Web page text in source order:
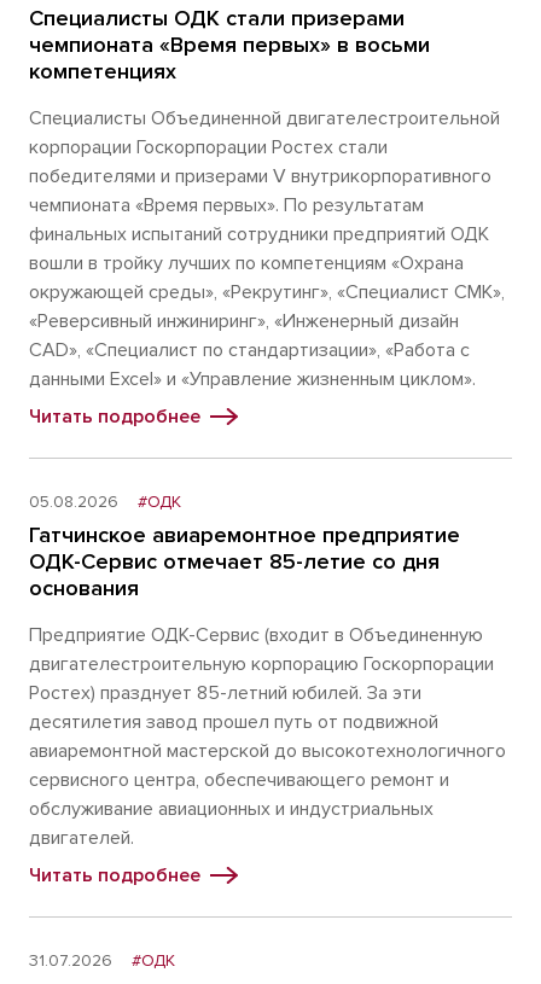
Специалисты ОДК стали призерами
чемпионата «Время первых» в восьми
компетенциях
Специалисты Объединенной двигателестроительной
корпорации Госкорпорации Ростех стали
победителями и призерами V внутрикорпоративного
чемпионата «Время первых». По результатам
финальных испытаний сотрудники предприятий ОДК
вошли в тройку лучших по компетенциям «Охрана
окружающей среды», «Рекрутинг», «Специалист СМК»,
«Реверсивный инжиниринг», «Инженерный дизайн
CAD», «Специалист по стандартизации», «Работа с
данными Excel» и «Управление жизненным циклом».
Читать подробнее
05.08.2026 #ОДК
Гатчинское авиаремонтное предприятие
ОДК-Сервис отмечает 85-летие со дня
основания
Предприятие ОДК-Сервис (входит в Объединенную
двигателестроительную корпорацию Госкорпорации
Ростех) празднует 85-летний юбилей. За эти
десятилетия завод прошел путь от подвижной
авиаремонтной мастерской до высокотехнологичного
сервисного центра, обеспечивающего ремонт и
обслуживание авиационных и индустриальных
двигателей.
Читать подробнее
31.07.2026 #ОДК